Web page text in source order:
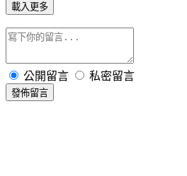
載入更多
公開留言 私密留言
發佈留言